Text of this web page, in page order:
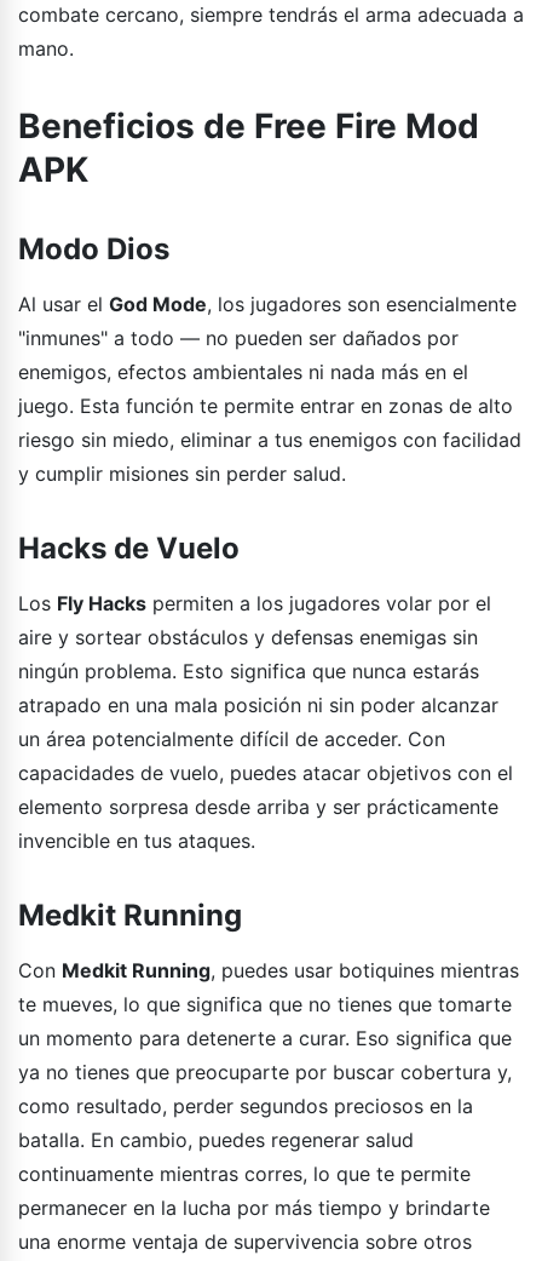
combate cercano, siempre tendrás el arma adecuada a
mano.
Beneficios de Free Fire Mod
APK
Modo Dios
Al usar el God Mode, los jugadores son esencialmente
"inmunes" a todo — no pueden ser dañados por
enemigos, efectos ambientales ni nada más en el
juego. Esta función te permite entrar en zonas de alto
riesgo sin miedo, eliminar a tus enemigos con facilidad
y cumplir misiones sin perder salud.
Hacks de Vuelo
Los Fly Hacks permiten a los jugadores volar por el
aire y sortear obstáculos y defensas enemigas sin
ningún problema. Esto significa que nunca estarás
atrapado en una mala posición ni sin poder alcanzar
un área potencialmente difícil de acceder. Con
capacidades de vuelo, puedes atacar objetivos con el
elemento sorpresa desde arriba y ser prácticamente
invencible en tus ataques.
Medkit Running
Con Medkit Running, puedes usar botiquines mientras
te mueves, lo que significa que no tienes que tomarte
un momento para detenerte a curar. Eso significa que
ya no tienes que preocuparte por buscar cobertura y,
como resultado, perder segundos preciosos en la
batalla. En cambio, puedes regenerar salud
continuamente mientras corres, lo que te permite
permanecer en la lucha por más tiempo y brindarte
una enorme ventaja de supervivencia sobre otros